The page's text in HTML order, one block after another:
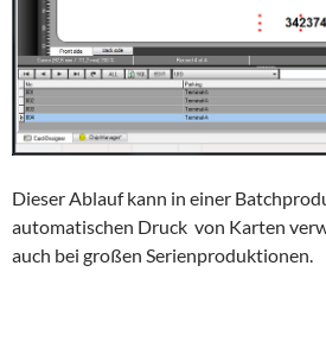
Dieser Ablauf kann in einer
automatischen Druck von Karten
auch bei großen Serienproduktionen.